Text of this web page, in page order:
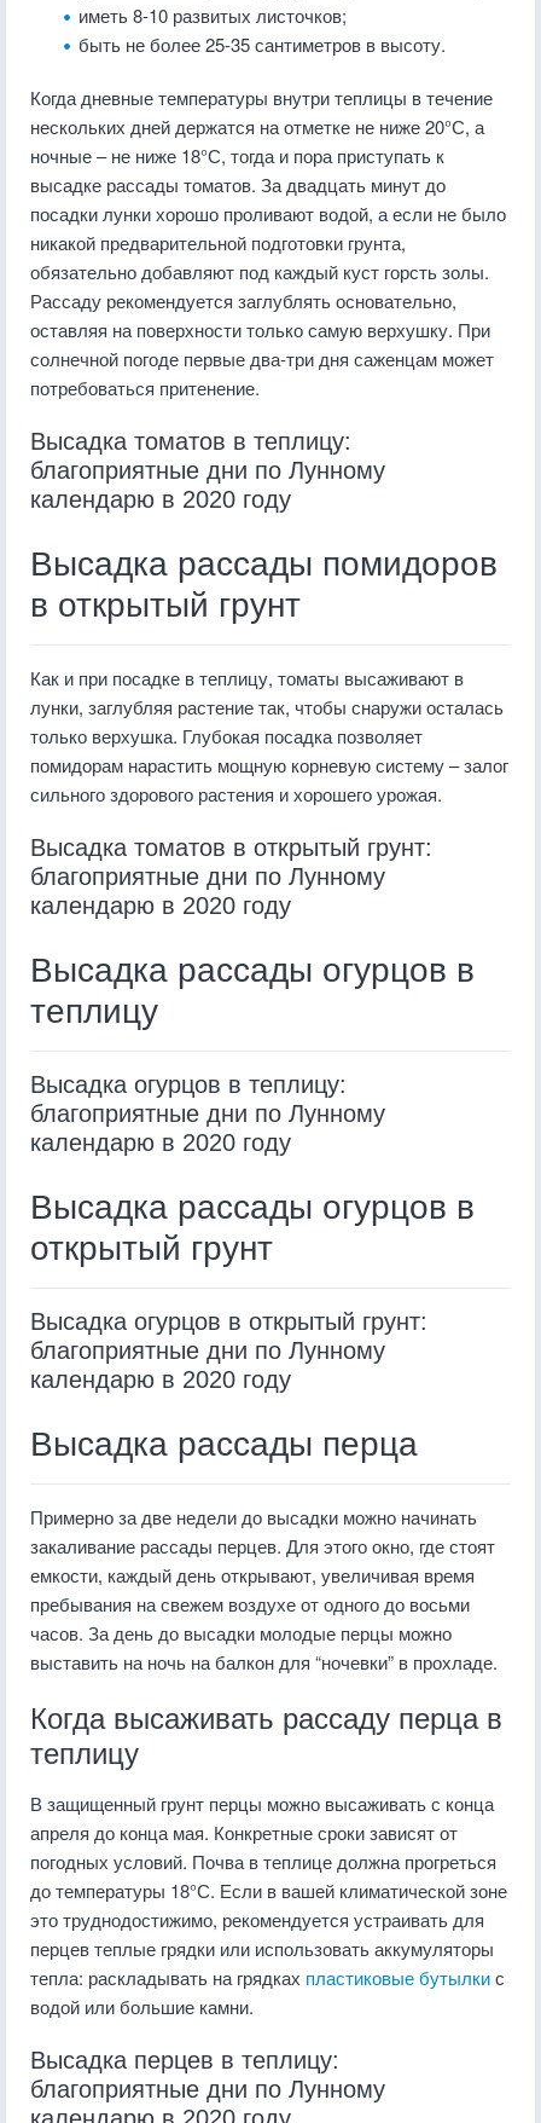
иметь 8-10 развитых листочков;
быть не более 25-35 сантиметров в высоту.
Когда дневные температуры внутри теплицы в течение
нескольких дней держатся на отметке не ниже 20°С, а
ночные – не ниже 18°С, тогда и пора приступать к
высадке рассады томатов. За двадцать минут до
посадки лунки хорошо проливают водой, а если не было
никакой предварительной подготовки грунта,
обязательно добавляют под каждый куст горсть золы.
Рассаду рекомендуется заглублять основательно,
оставляя на поверхности только самую верхушку. При
солнечной погоде первые два-три дня саженцам может
потребоваться притенение.
Высадка томатов в теплицу:
благоприятные дни по Лунному
календарю в 2020 году
Высадка рассады помидоров
в открытый грунт
Как и при посадке в теплицу, томаты высаживают в
лунки, заглубляя растение так, чтобы снаружи осталась
только верхушка. Глубокая посадка позволяет
помидорам нарастить мощную корневую систему – залог
сильного здорового растения и хорошего урожая.
Высадка томатов в открытый грунт:
благоприятные дни по Лунному
календарю в 2020 году
Высадка рассады огурцов в
теплицу
Высадка огурцов в теплицу:
благоприятные дни по Лунному
календарю в 2020 году
Высадка рассады огурцов в
открытый грунт
Высадка огурцов в открытый грунт:
благоприятные дни по Лунному
календарю в 2020 году
Высадка рассады перца
Примерно за две недели до высадки можно начинать
закаливание рассады перцев. Для этого окно, где стоят
емкости, каждый день открывают, увеличивая время
пребывания на свежем воздухе от одного до восьми
часов. За день до высадки молодые перцы можно
выставить на ночь на балкон для “ночевки” в прохладе.
Когда высаживать рассаду перца в
теплицу
В защищенный грунт перцы можно высаживать с конца
апреля до конца мая. Конкретные сроки зависят от
погодных условий. Почва в теплице должна прогреться
до температуры 18°С. Если в вашей климатической зоне
это труднодостижимо, рекомендуется устраивать для
перцев теплые грядки или использовать аккумуляторы
тепла: раскладывать на грядках пластиковые бутылкис
водой или большие камни.
Высадка перцев в теплицу:
благоприятные дни по Лунному